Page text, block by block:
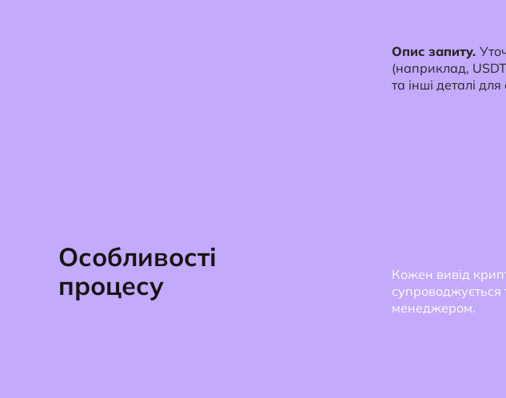
Особливості
процесу
Опис запиту.
(наприклад,
та інші деталі для
Кожен вивід
супроводжується
менеджером.